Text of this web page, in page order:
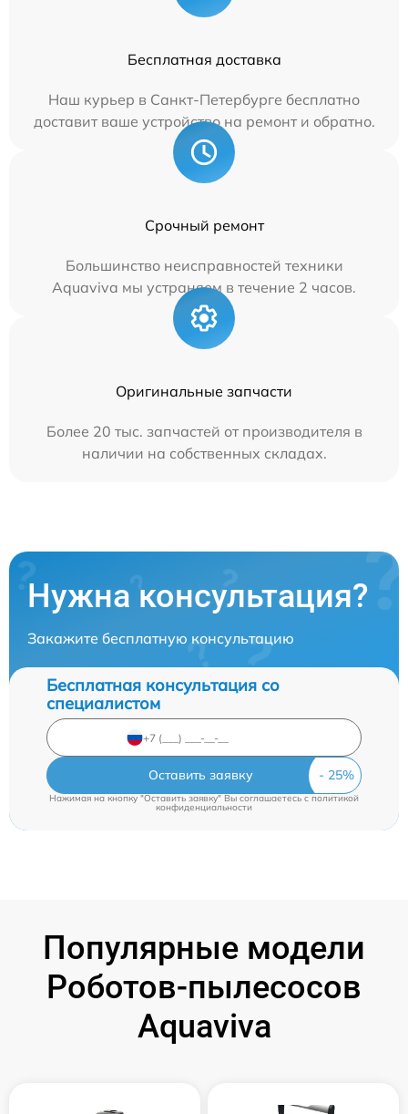
Бесплатная доставка
Наш курьер в Санкт-Петербурге бесплатно
доставит ваше устройство на ремонт и обратно.
Срочный ремонт
Большинство неисправностей техники
Aquaviva мы устраняем в течение 2 часов.
Оригинальные запчасти
Более 20 тыс. запчастей от производителя в
наличии на собственных складах.
Нужна консультация?
Закажите бесплатную консультацию
Бесплатная консультация со
специалистом
Оставить заявку
Нажимая на кнопку "Оставить заявку" Вы соглашаетесь c политикой
конфиденциальности
Популярные модели
Роботов-пылесосов
Aquaviva